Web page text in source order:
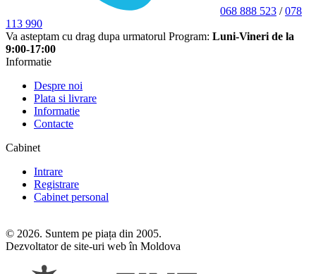
068 888 523 /078
113 990
Va asteptam cu drag dupa urmatorul Program: Luni-Vineri de la
9:00-17:00
Informatie
Despre noi
Plata si livrare
Informatie
Contacte
Cabinet
Intrare
Registrare
Cabinet personal
© 2026. Suntem pe piața din 2005.
Dezvoltator de site-uri web în Moldova